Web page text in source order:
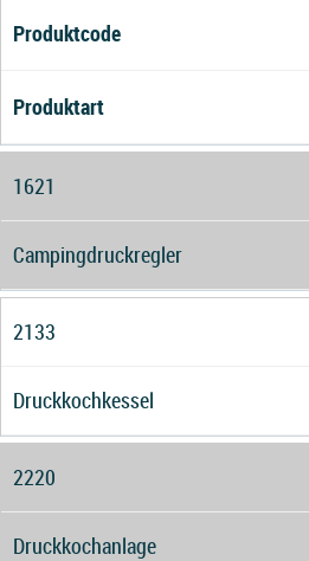
Produktcode
Produktart
1621
Campingdruckregler
2133
Druckkochkessel
2220
Druckkochanlage